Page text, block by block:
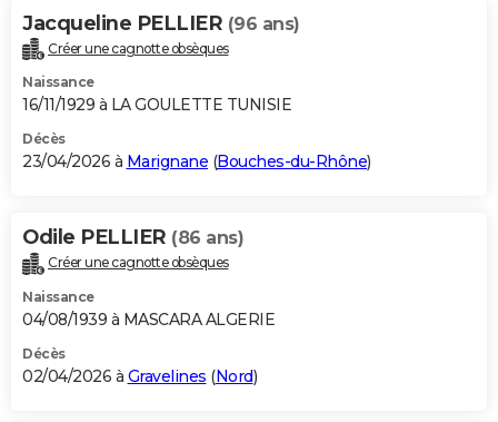
Jacqueline PELLIER (96 ans)
Créer une cagnotte obsèques
Naissance
16/11/1929 à LA GOULETTE TUNISIE
Décès
23/04/2026 à Marignane (Bouches-du-Rhône)
Odile PELLIER (86 ans)
Créer une cagnotte obsèques
Naissance
04/08/1939 à MASCARA ALGERIE
Décès
02/04/2026 à Gravelines (Nord)